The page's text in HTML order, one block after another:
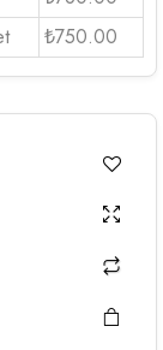
₺750.00